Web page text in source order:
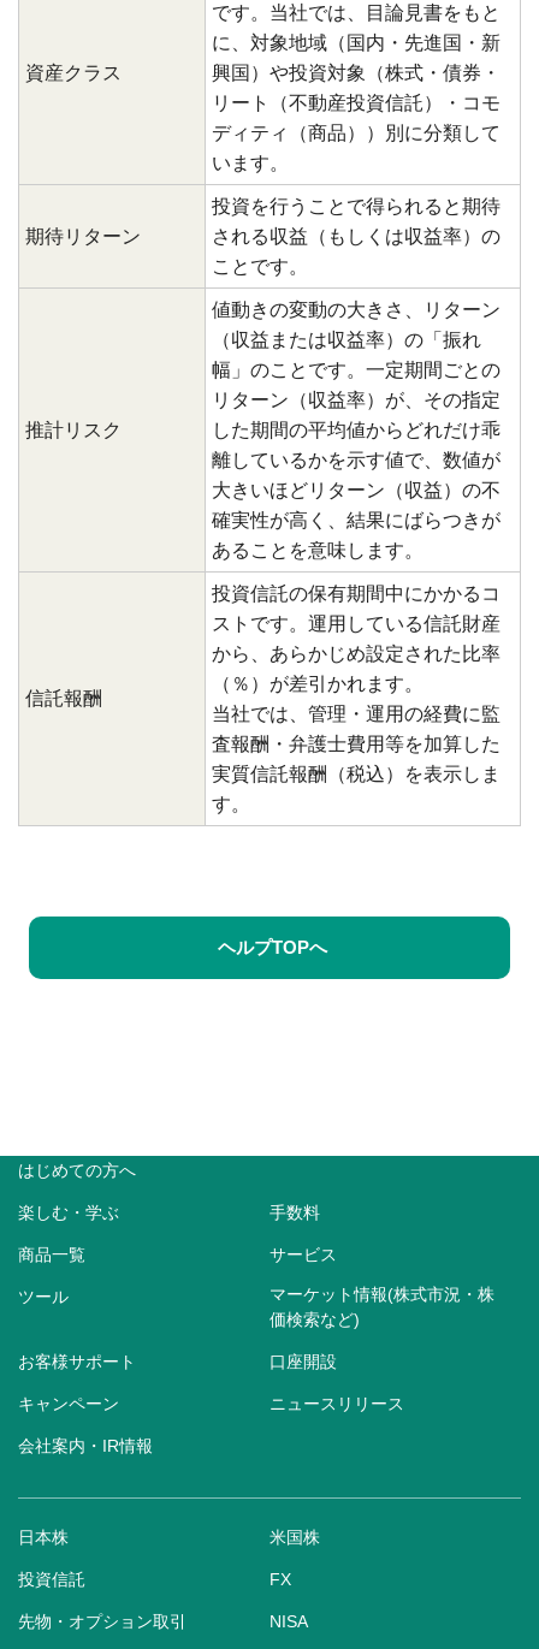
資産クラス
です。当社では、目論見書をもと
に、対象地域（国内・先進国・新
興国）や投資対象（株式・債券・
リート（不動産投資信託）・コモ
ディティ（商品））別に分類して
います。
期待リターン
投資を行うことで得られると期待
される収益（もしくは収益率）の
ことです。
推計リスク
値動きの変動の大きさ、リターン
（収益または収益率）の「振れ
幅」のことです。一定期間ごとの
リターン（収益率）が、その指定
した期間の平均値からどれだけ乖
離しているかを示す値で、数値が
大きいほどリターン（収益）の不
確実性が高く、結果にばらつきが
あることを意味します。
信託報酬
投資信託の保有期間中にかかるコ
ストです。運用している信託財産
から、あらかじめ設定された比率
（％）が差引かれます。
当社では、管理・運用の経費に監
査報酬・弁護士費用等を加算した
実質信託報酬（税込）を表示しま
す。
ヘルプTOPへ
はじめての方へ
楽しむ・学ぶ 手数料
商品一覧 サービス
ツール
マーケット情報(株式市況・株
価検索など)
お客様サポート 口座開設
キャンペーン ニュースリリース
会社案内・IR情報
日本株 米国株
投資信託 FX
先物・オプション取引 NISA